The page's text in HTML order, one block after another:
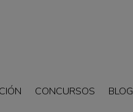
CONCURSOS BLOG